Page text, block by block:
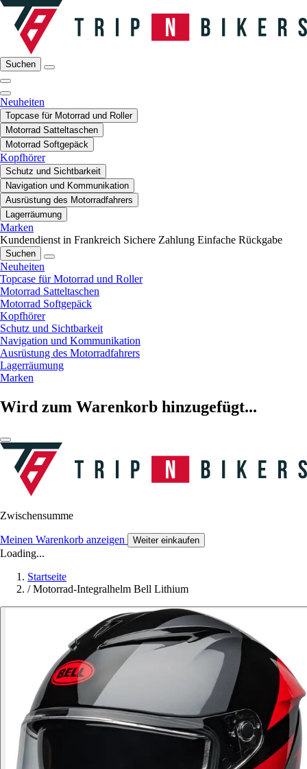
Suchen
Neuheiten
Topcase für Motorrad und Roller
Motorrad Satteltaschen
Motorrad Softgepäck
Kopfhörer
Schutz und Sichtbarkeit
Navigation und Kommunikation
Ausrüstung des Motorradfahrers
Lagerräumung
Marken
Kundendienst in Frankreich Sichere Zahlung Einfache Rückgabe
Suchen
Neuheiten
Topcase für Motorrad und Roller
Motorrad Satteltaschen
Motorrad Softgepäck
Kopfhörer
Schutz und Sichtbarkeit
Navigation und Kommunikation
Ausrüstung des Motorradfahrers
Lagerräumung
Marken
Wird zum Warenkorb hinzugefügt...
Zwischensumme
Meinen Warenkorb anzeigen Weiter einkaufen
Loading...
Startseite
/ Motorrad-Integralhelm Bell Lithium